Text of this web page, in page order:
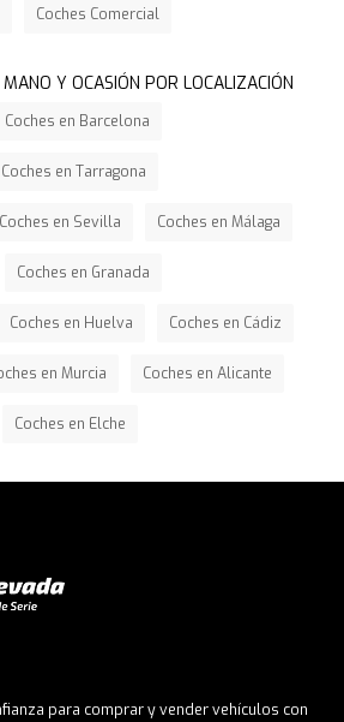
Coches Comercial
Y OCASIÓN POR LOCALIZACIÓN
Coches en Barcelona
Coches en Tarragona
Coches en Sevilla Coches en Málaga
Coches en Granada
Coches en Huelva Coches en Cádiz
en Murcia Coches en Alicante
Coches en Elche
para comprar y vender vehículos con